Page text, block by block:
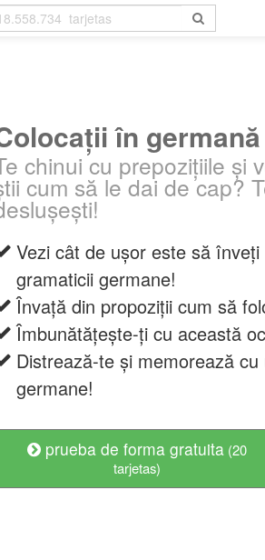
în germană
chinui cu prepozițiile și
cum să le dai de cap?
Vezi cât de ușor este să
gramaticii germane!
Învață din propoziții cum să
Îmbunătățește-ți cu această
Distrează-te și memorează
germane!
prueba de forma gratuita (20
tarjetas)